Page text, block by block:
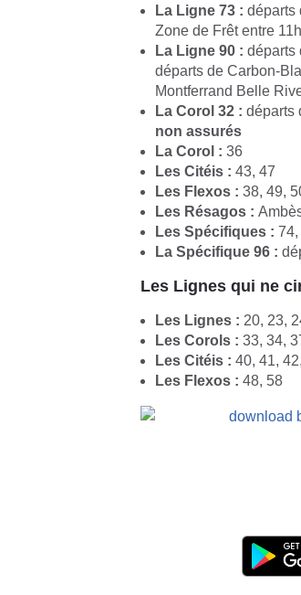
La Ligne 73 : départs
Zone de Frêt entre
La Ligne 90 : départs
départs de Carbon-
Montferrand Belle
La Corol 32 : départs
non assurés
La Corol : 36
Les Citéis : 43, 47
Les Flexos : 38, 49,
Les Résagos :
Les Spécifiques : 74,
La Spécifique 96 :
Les Lignes qui ne
Les Lignes : 20, 23,
Les Corols : 33, 34,
Les Citéis : 40, 41,
Les Flexos : 48, 58